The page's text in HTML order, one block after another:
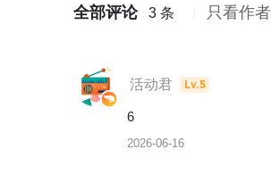
全部评论 3 条 只看作者
活动君 Lv.5
6
2026-06-16